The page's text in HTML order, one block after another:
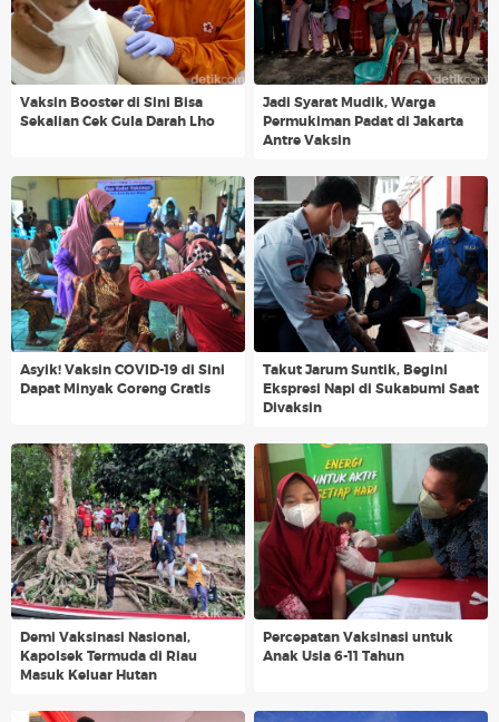
Vaksin Booster di Sini Bisa
Sekalian Cek Gula Darah Lho
Jadi Syarat Mudik, Warga
Permukiman Padat di Jakarta
Antre Vaksin
Asyik! Vaksin COVID-19 di Sini
Dapat Minyak Goreng Gratis
Takut Jarum Suntik, Begini
Ekspresi Napi di Sukabumi Saat
Divaksin
Demi Vaksinasi Nasional,
Kapolsek Termuda di Riau
Masuk Keluar Hutan
Percepatan Vaksinasi untuk
Anak Usia 6-11 Tahun